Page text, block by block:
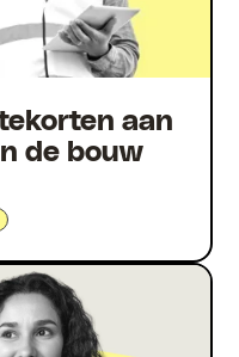
aan
de bouw